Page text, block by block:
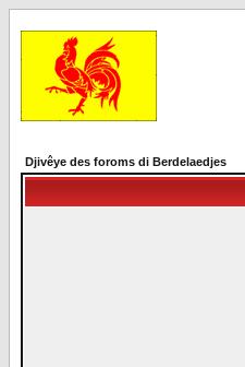
Djivêye des foroms di Berdelaedjes